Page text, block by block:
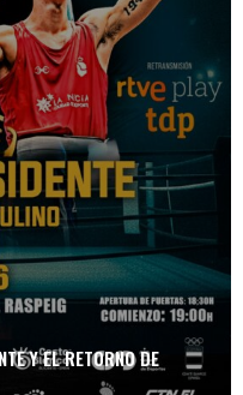
Y EL RETORNO DE